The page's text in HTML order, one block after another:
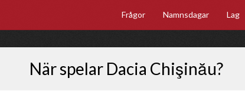
Frågor Namnsdagar Lag
När spelar Dacia Chişinău?